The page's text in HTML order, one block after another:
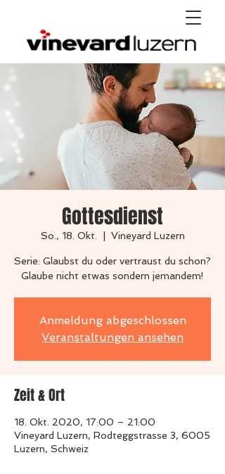
Gottesdienst
So., 18. Okt. Vineyard Luzern
Serie: Glaubst du oder vertraust du schon?
Glaube nicht etwas sondern jemandem!
Anmeldung abgeschlossen
Veranstaltungen ansehen
Zeit & Ort
18. Okt. 2020, 17:00 – 21:00
Vineyard Luzern, Rodteggstrasse 3, 6005
Luzern, Schweiz